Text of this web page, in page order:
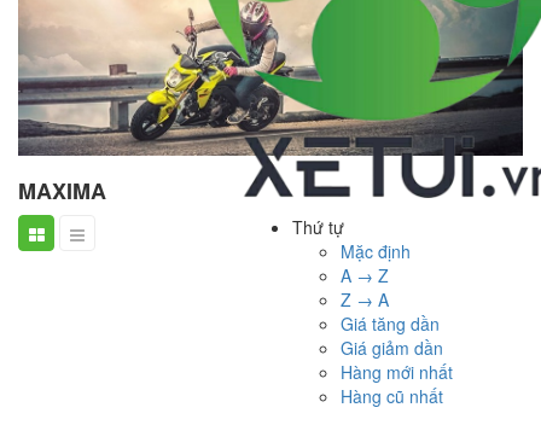
MAXIMA
Thứ tự
Mặc định
A → Z
Z → A
Giá tăng dần
Giá giảm dần
Hàng mới nhất
Hàng cũ nhất